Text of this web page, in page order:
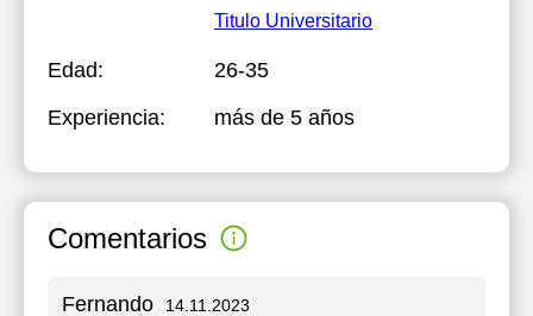
Titulo Universitario
Edad:
26-35
Experiencia:
más de 5 años
Comentarios
Fernando 14.11.2023